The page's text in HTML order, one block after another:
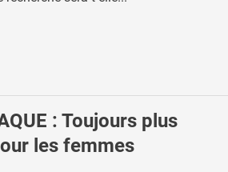
: Toujours plus
les femmes